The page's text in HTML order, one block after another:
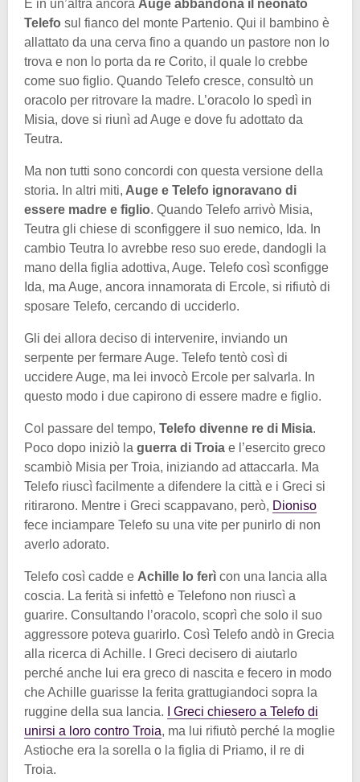
E in un’altra ancora Auge abbandona il neonato
Telefo sul fianco del monte Partenio. Qui il bambino è
allattato da una cerva fino a quando un pastore non lo
trova e non lo porta da re Corito, il quale lo crebbe
come suo figlio. Quando Telefo cresce, consultò un
oracolo per ritrovare la madre. L’oracolo lo spedì in
Misia, dove si riunì ad Auge e dove fu adottato da
Teutra.
Ma non tutti sono concordi con questa versione della
storia. In altri miti, Auge e Telefo ignoravano di
essere madre e figlio. Quando Telefo arrivò Misia,
Teutra gli chiese di sconfiggere il suo nemico, Ida. In
cambio Teutra lo avrebbe reso suo erede, dandogli la
mano della figlia adottiva, Auge. Telefo così sconfigge
Ida, ma Auge, ancora innamorata di Ercole, si rifiutò di
sposare Telefo, cercando di ucciderlo.
Gli dei allora deciso di intervenire, inviando un
serpente per fermare Auge. Telefo tentò così di
uccidere Auge, ma lei invocò Ercole per salvarla. In
questo modo i due capirono di essere madre e figlio.
Col passare del tempo, Telefo divenne re di Misia.
Poco dopo iniziò la guerra di Troia e l’esercito greco
scambiò Misia per Troia, iniziando ad attaccarla. Ma
Telefo riuscì facilmente a difendere la città e i Greci si
ritirarono. Mentre i Greci scappavano, però, Dioniso
fece inciampare Telefo su una vite per punirlo di non
averlo adorato.
Telefo così cadde e Achille lo ferì con una lancia alla
coscia. La ferità si infettò e Telefono non riuscì a
guarire. Consultando l’oracolo, scoprì che solo il suo
aggressore poteva guarirlo. Così Telefo andò in Grecia
alla ricerca di Achille. I Greci decisero di aiutarlo
perché anche lui era greco di nascita e fecero in modo
che Achille guarisse la ferita grattugiandoci sopra la
ruggine della sua lancia.
I Greci chiesero a Telefo di
unirsi a loro contro Troia, ma lui rifiutò perché la moglie
Astioche era la sorella o la figlia di Priamo, il re di
Troia.